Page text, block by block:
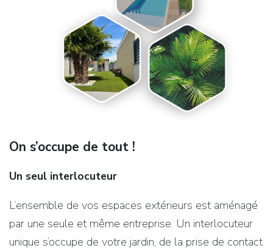
On s’occupe de tout !
Un seul interlocuteur
L’ensemble de vos espaces extérieurs est aménagé
par une seule et même entreprise. Un interlocuteur
unique s’occupe de votre jardin, de la prise de contact